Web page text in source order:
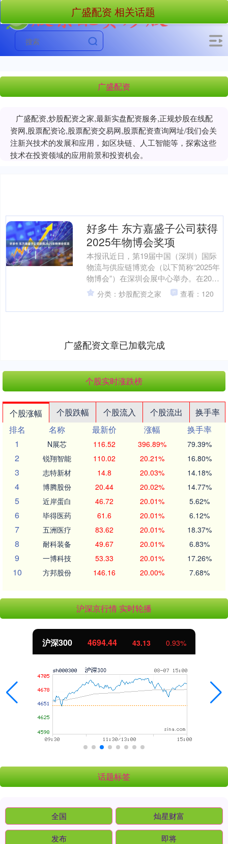
广盛配资
广盛配资,炒股配资之家,最新实盘配资服务,正规炒股在线配
资网,股票配资论,股票配资交易网,股票配资查询网址/我们会关
注新兴技术的发展和应用，如区块链、人工智能等，探索这些
技术在投资领域的应用前景和投资机会。
广盛配资 相关话题
好多牛 东方嘉盛子公司获得
2025年物博会奖项
本报讯近日，第19届中国（深圳）国际
物流与供应链博览会（以下简称“2025年
物博会”）在深圳会展中心举办。在2025
年物博会期间举办的“深圳跨境物流供应
链服务品....
分类：炒股配资之家 查看：120
广盛配资文章已加载完成
个股实时涨跌榜
个股涨幅 个股跌幅 个股流入 个股流出
换手率
排名
名称 最新价 涨幅
换手率
1
N展芯 116.52 396.89% 79.39%
2 锐翔智能 110.02 20.21% 16.80%
3 志特新材 14.8 20.03% 14.18%
4 博腾股份 20.44 20.02% 14.77%
5 近岸蛋白 46.72 20.01% 5.62%
6 毕得医药 61.6 20.01% 6.12%
7 五洲医疗 83.62 20.01% 18.37%
8 耐科装备 49.67 20.01% 6.83%
9 一博科技 53.33 20.01% 17.26%
10 方邦股份 146.16 20.00% 7.68%
沪深京行情 实时轮播
沪深300 4694.44 43.13 0.93%
话题标签
全国 灿星财富
发布 即将